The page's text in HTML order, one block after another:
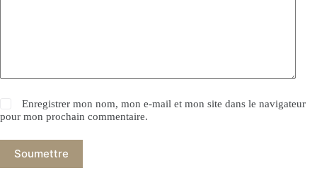
Enregistrer mon nom, mon e-mail et mon site dans le navigateur
pour mon prochain commentaire.
Soumettre